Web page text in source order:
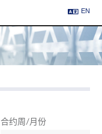
EN
合约周/月份